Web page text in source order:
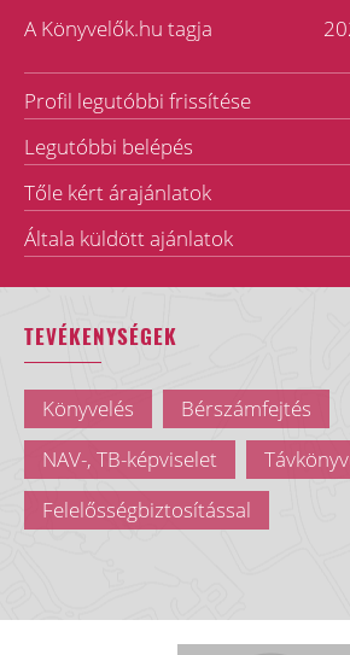
A Könyvelők.hu tagja
Profil legutóbbi frissítése
Legutóbbi belépés
Tőle kért árajánlatok
Általa küldött ajánlatok
TEVÉKENYSÉGEK
Könyvelés
Bérszámfejtés
NAV-, TB-képviselet
Felelősségbiztosítással